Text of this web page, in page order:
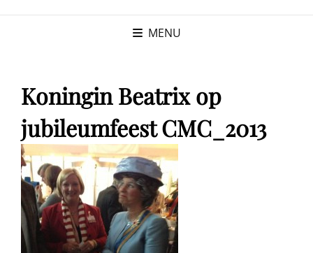
MENU
Koningin Beatrix op
jubileumfeest CMC_2013